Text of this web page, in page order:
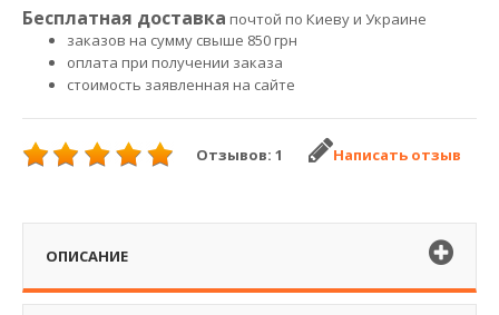
Бесплатная доставка почтой по Киеву и Украине
заказов на сумму свыше 850 грн
оплата при получении заказа
стоимость заявленная на сайте
Отзывов: 1 Написать отзыв
ОПИСАНИЕ